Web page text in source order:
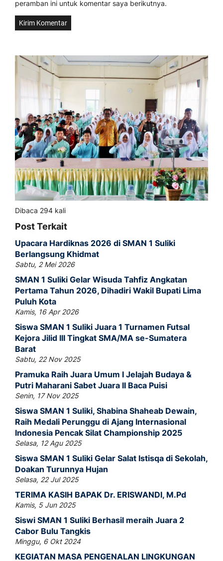
peramban ini untuk komentar saya berikutnya.
Dibaca 294 kali
Post Terkait
Upacara Hardiknas 2026 di SMAN 1 Suliki
Berlangsung Khidmat
Sabtu, 2 Mei 2026
SMAN 1 Suliki Gelar Wisuda Tahfiz Angkatan
Pertama Tahun 2026, Dihadiri Wakil Bupati Lima
Puluh Kota
Kamis, 16 Apr 2026
Siswa SMAN 1 Suliki Juara 1 Turnamen Futsal
Kejora Jilid III Tingkat SMA/MA se-Sumatera
Barat
Sabtu, 22 Nov 2025
Pramuka Raih Juara Umum I Jelajah Budaya &
Putri Maharani Sabet Juara II Baca Puisi
Senin, 17 Nov 2025
Siswa SMAN 1 Suliki, Shabina Shaheab Dewain,
Raih Medali Perunggu di Ajang Internasional
Indonesia Pencak Silat Championship 2025
Selasa, 12 Agu 2025
Siswa SMAN 1 Suliki Gelar Salat Istisqa di Sekolah,
Doakan Turunnya Hujan
Selasa, 22 Jul 2025
TERIMA KASIH BAPAK Dr. ERISWANDI, M.Pd
Kamis, 5 Jun 2025
Siswi SMAN 1 Suliki Berhasil meraih Juara 2
Cabor Bulu Tangkis
Minggu, 6 Okt 2024
KEGIATAN MASA PENGENALAN LINGKUNGAN